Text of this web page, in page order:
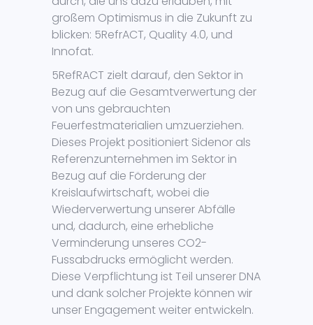
großem Optimismus in die Zukunft zu
blicken: 5RefrACT, Quality 4.0, und
Innofat.
5RefRACT zielt darauf, den Sektor in
Bezug auf die Gesamtverwertung der
von uns gebrauchten
Feuerfestmaterialien umzuerziehen.
Dieses Projekt positioniert Sidenor als
Referenzunternehmen im Sektor in
Bezug auf die Förderung der
Kreislaufwirtschaft, wobei die
Wiederverwertung unserer Abfälle
und, dadurch, eine erhebliche
Verminderung unseres CO2-
Fussabdrucks ermöglicht werden.
Diese Verpflichtung ist Teil unserer DNA
und dank solcher Projekte können wir
unser Engagement weiter entwickeln.